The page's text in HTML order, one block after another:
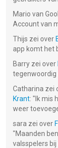
Mario van Gool
Account van
Thijs zei over
app komt het
Barry zei over
tegenwoordig
Catharina zei
Krant: " Ik mis
weer
sara zei over
"Maanden
valsspelers bij